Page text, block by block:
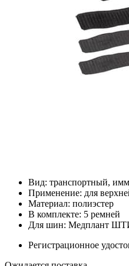
Вид: транспортный,
Применение: для
Материал: полиэстер
В комплекте: 5 ремней
Для шин: Медплант
Регистрационное